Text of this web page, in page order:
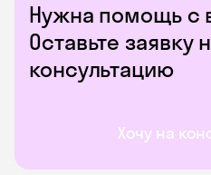
Нужна помощь с
Оставьте заявку
консультацию
Хочу на